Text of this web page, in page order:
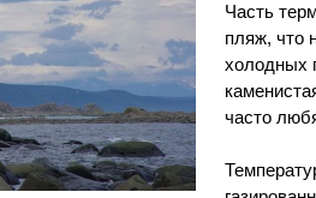
Часть
пляж, что
холодных
часто